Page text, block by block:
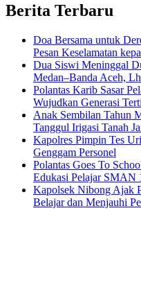
Berita Terbaru
Doa Bersama untuk
Pesan Keselamatan
Dua Siswi Meninggal
Medan–Banda Aceh,
Polantas Karib Sasar
Wujudkan Generasi
Anak Sembilan Tahun
Tanggul Irigasi Tanah
Kapolres Pimpin Tes
Genggam Personel
Polantas Goes To
Edukasi Pelajar SMAN
Kapolsek Nibong Ajak
Belajar dan Menjauhi